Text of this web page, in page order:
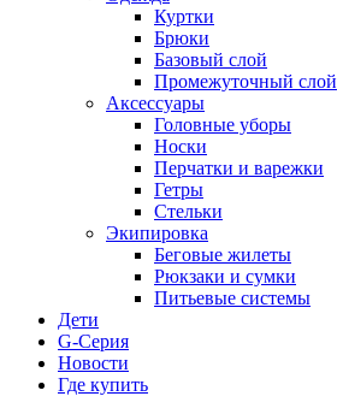
Куртки
Брюки
Базовый слой
Промежуточный слой
Аксессуары
Головные уборы
Носки
Перчатки и варежки
Гетры
Стельки
Экипировка
Беговые жилеты
Рюкзаки и сумки
Питьевые системы
Дети
G-Серия
Новости
Где купить